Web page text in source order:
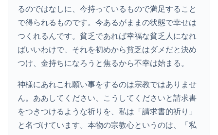
るのではなしに、今持っているもので満足すること
で得られるものです。今あるがままの状態で幸せは
つくれるんです。貧乏であれば幸福な貧乏人になれ
ばいいわけで、それを初めから貧乏はダメだと決め
つけ、金持ちになろうと焦るから不幸は始まる。
神様にあれこれ願い事をするのは宗教ではありませ
ん。ああしてください、こうしてくださいと請求書
をつきつけるような祈りを、私は「請求書的祈り」
と名づけています。本物の宗教心というのは、「私